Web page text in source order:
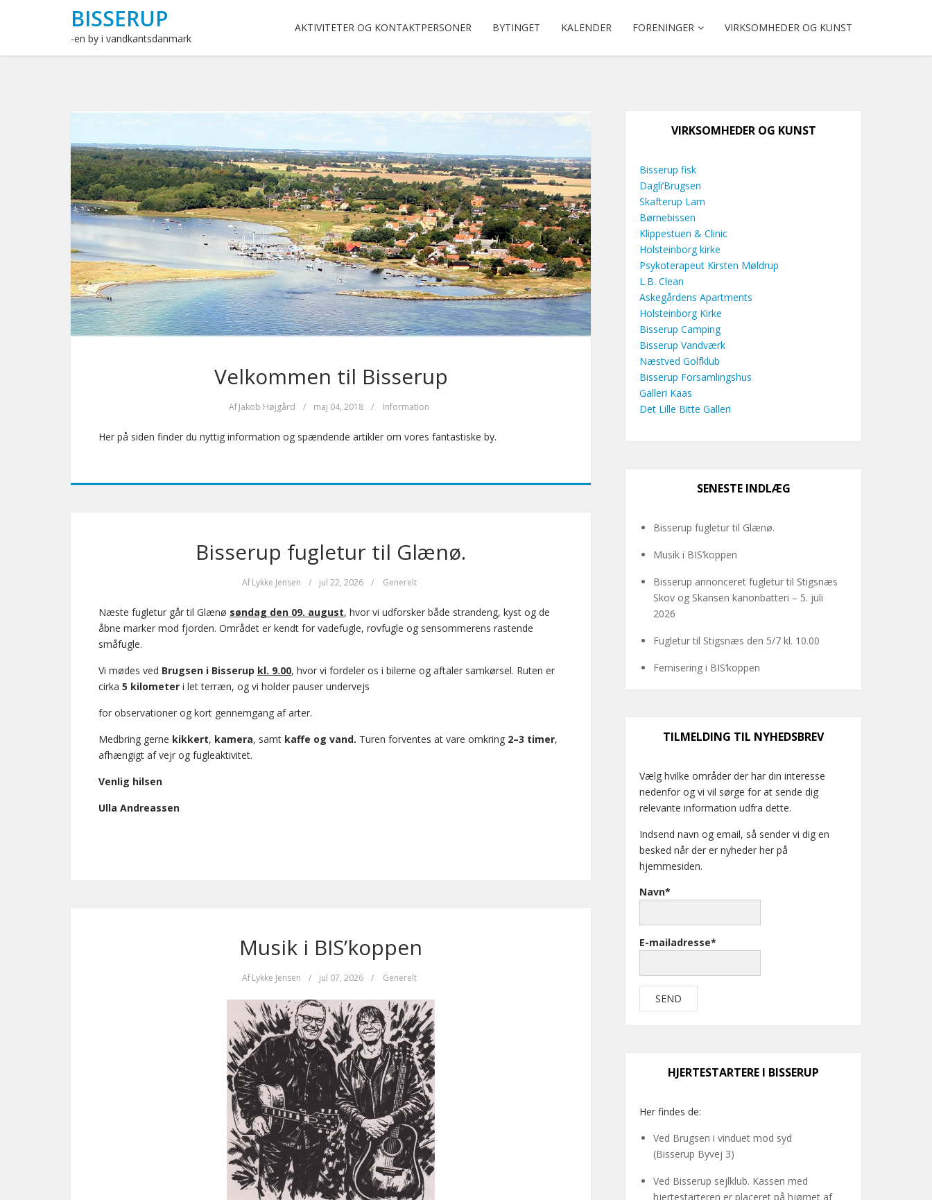
BISSERUP
-en by i vandkantsdanmark
AKTIVITETER OG KONTAKTPERSONER BYTINGET KALENDER FORENINGER VIRKSOMHEDER OG KUNST
Velkommen til Bisserup
AfJakob Højgård / maj 04, 2018 / Information
Her på siden finder du nyttig information og spændende artikler om vores fantastiske by.
Bisserup fugletur til Glænø.
Af Lykke Jensen / jul 22, 2026 / Generelt
Næste fugletur går til Glænø søndag den 09. august, hvor vi udforsker både strandeng, kyst og de
åbne marker mod fjorden. Området er kendt for vadefugle, rovfugle og sensommerens rastende
småfugle.
Vi mødes ved Brugsen i Bisserup kl. 9.00, hvor vi fordeler os i bilerne og aftaler samkørsel. Ruten er
cirka 5 kilometer i let terræn, og vi holder pauser undervejs
for observationer og kort gennemgang af arter.
Medbring gerne kikkert, kamera, samt kaffe og vand. Turen forventes at vare omkring 2–3 timer,
afhængigt af vejr og fugleaktivitet.
Venlig hilsen
Ulla Andreassen
Musik i BIS’koppen
Af Lykke Jensen / jul 07, 2026 / Generelt
VIRKSOMHEDER OG KUNST
Bisserup fisk
Dagli’Brugsen
Skafterup Lam
Børnebissen
Klippestuen & Clinic
Holsteinborg kirke
Psykoterapeut Kirsten Møldrup
L.B. Clean
Askegårdens Apartments
Holsteinborg Kirke
Bisserup Camping
Bisserup Vandværk
Næstved Golfklub
Bisserup Forsamlingshus
Galleri Kaas
Det Lille Bitte Galleri
SENESTE INDLÆG
Bisserup fugletur til Glænø.
Musik i BIS’koppen
Bisserup annonceret fugletur til Stigsnæs
Skov og Skansen kanonbatteri – 5. juli
2026
Fugletur til Stigsnæs den 5/7 kl. 10.00
Fernisering i BIS’koppen
TILMELDING TIL NYHEDSBREV
Vælg hvilke områder der har din interesse
nedenfor og vi vil sørge for at sende dig
relevante information udfra dette.
Indsend navn og email, så sender vi dig en
besked når der er nyheder her på
hjemmesiden.
Navn*
E-mailadresse*
HJERTESTARTERE I BISSERUP
Her findes de:
Ved Brugsen i vinduet mod syd
(Bisserup Byvej 3)
Ved Bisserup sejlklub. Kassen med
hjertestarteren er placeret på hjørnet af